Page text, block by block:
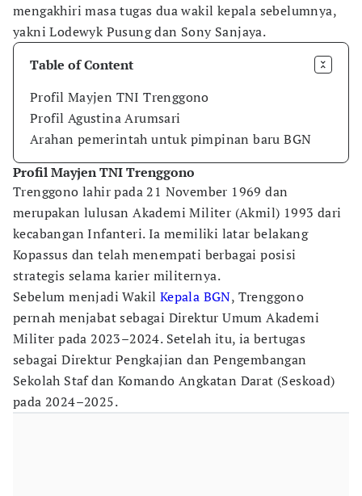
mengakhiri masa tugas dua wakil kepala sebelumnya,
yakni Lodewyk Pusung dan Sony Sanjaya.
Table of Content
Profil Mayjen TNI Trenggono
Profil Agustina Arumsari
Arahan pemerintah untuk pimpinan baru BGN
Profil Mayjen TNI Trenggono
Trenggono lahir pada 21 November 1969 dan
merupakan lulusan Akademi Militer (Akmil) 1993 dari
kecabangan Infanteri. Ia memiliki latar belakang
Kopassus dan telah menempati berbagai posisi
strategis selama karier militernya.
Sebelum menjadi Wakil Kepala BGN, Trenggono
pernah menjabat sebagai Direktur Umum Akademi
Militer pada 2023–2024. Setelah itu, ia bertugas
sebagai Direktur Pengkajian dan Pengembangan
Sekolah Staf dan Komando Angkatan Darat (Seskoad)
pada 2024–2025.